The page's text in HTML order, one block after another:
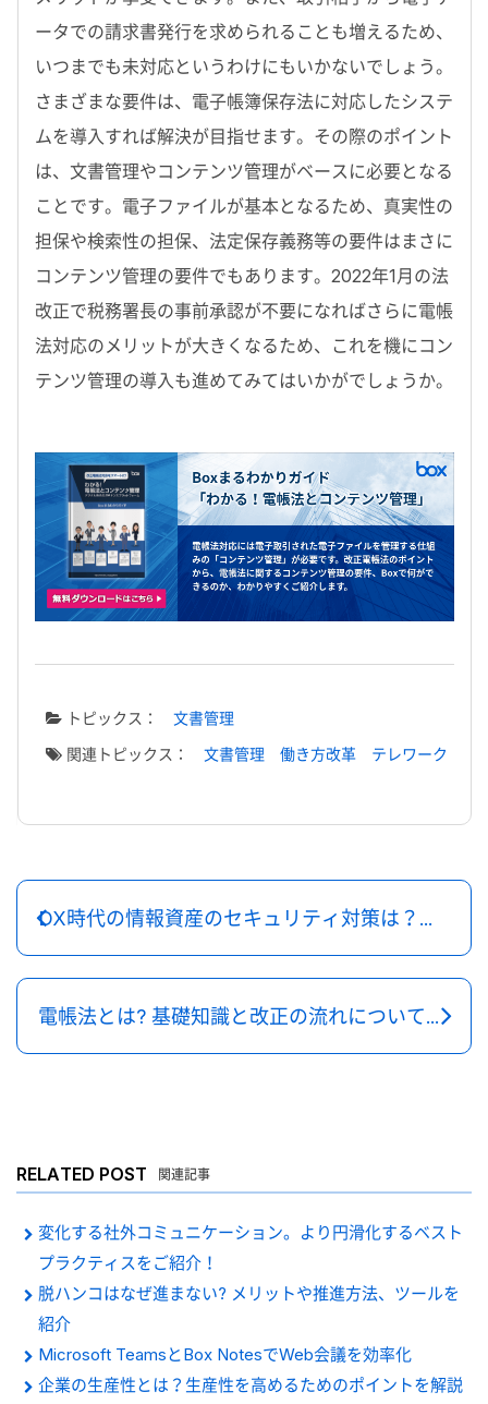
ータでの請求書発行を求められることも増えるため、
いつまでも未対応というわけにもいかないでしょう。
さまざまな要件は、電子帳簿保存法に対応したシステ
ムを導入すれば解決が目指せます。その際のポイント
は、文書管理やコンテンツ管理がベースに必要となる
ことです。電子ファイルが基本となるため、真実性の
担保や検索性の担保、法定保存義務等の要件はまさに
コンテンツ管理の要件でもあります。2022年1月の法
改正で税務署長の事前承認が不要になればさらに電帳
法対応のメリットが大きくなるため、これを機にコン
テンツ管理の導入も進めてみてはいかがでしょうか。
トピックス：
文書管理
関連トピックス：
文書管理 働き方改革 テレワーク
DX時代の情報資産のセキュリティ対策は？コンテンツハブの活用も解説
電帳法とは? 基礎知識と改正の流れについて解説
RELATED POST 関連記事
変化する社外コミュニケーション。より円滑化するベスト
プラクティスをご紹介！
脱ハンコはなぜ進まない? メリットや推進方法、ツールを
紹介
Microsoft TeamsとBox NotesでWeb会議を効率化
企業の生産性とは？生産性を高めるためのポイントを解説